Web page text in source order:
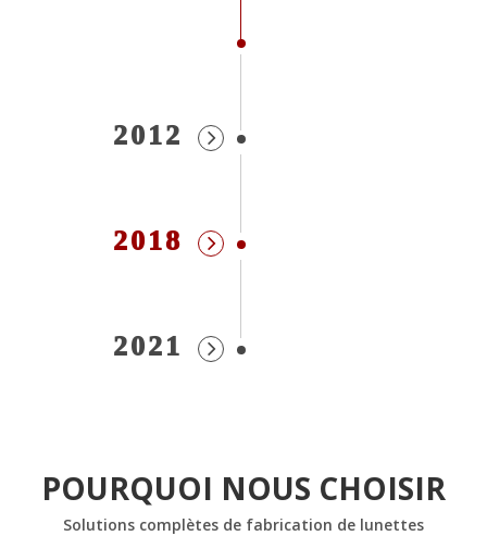
2012
2018
2021
POURQUOI NOUS CHOISIR
Solutions complètes de fabrication de lunettes